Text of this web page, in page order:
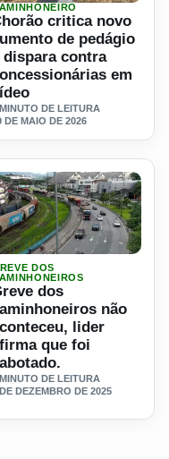
aperta e líder
materia: Chorão critica
critica novo
de pedágio
dispara contra
em
DE LEITURA
DE MAIO DE 2026
recado para André
materia: Greve dos
DOS
dos
não
lider
que foi
DE LEITURA
DEZEMBRO DE 2025